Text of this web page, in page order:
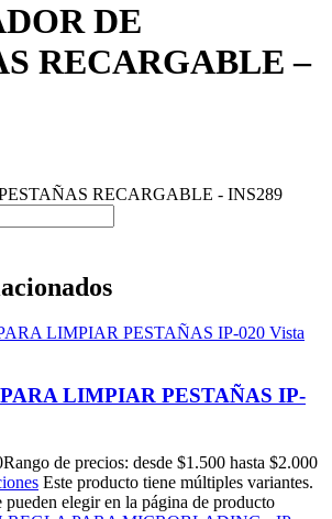
DE
RECARGABLE –
RECARGABLE - INS289
Vista
LIMPIAR PESTAÑAS IP-
Rango de precios: desde $1.500 hasta $2.000
Este producto tiene múltiples variantes.
pueden elegir en la página de producto